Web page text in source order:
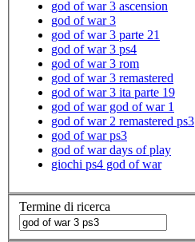
god of war 3 ascension
god of war 3
god of war 3 parte 21
god of war 3 ps4
god of war 3 rom
god of war 3 remastered
god of war 3 ita parte 19
god of war god of war 1
god of war 2 remastered ps3
god of war ps3
god of war days of play
giochi ps4 god of war
Termine di ricerca